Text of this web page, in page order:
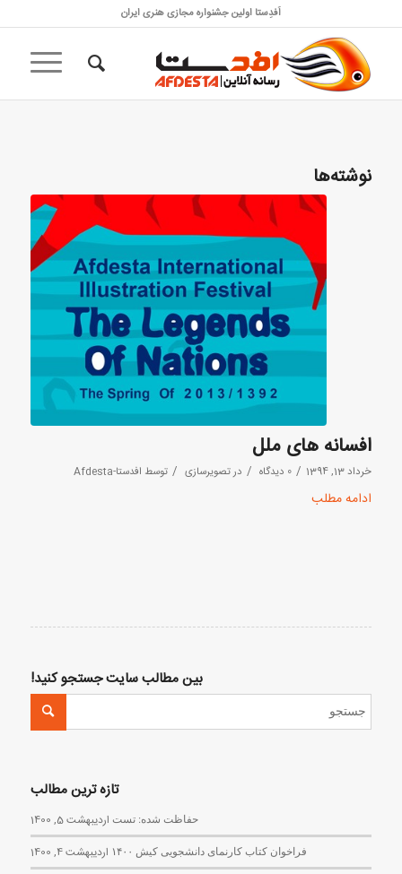
اَفدِستا اولین جشنواره مجازی هنری ایران
نوشته‌ها
افسانه های ملل
خرداد 13, 1394 / 0 دیدگاه / در تصویرسازی / توسط افدستا-Afdesta
ادامه مطلب
بین مطالب سایت جستجو کنید!
تازه ترین مطالب
حفاظت شده: تست اردیبهشت 5, 1400
فراخوان کتاب کارنمای دانشجویی کیش ۱۴۰۰ اردیبهشت 4, 1400